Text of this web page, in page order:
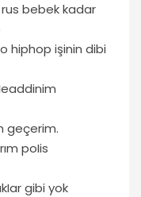
bebek kadar
hiphop işinin dibi
geçerim.
poIis
gibi yok